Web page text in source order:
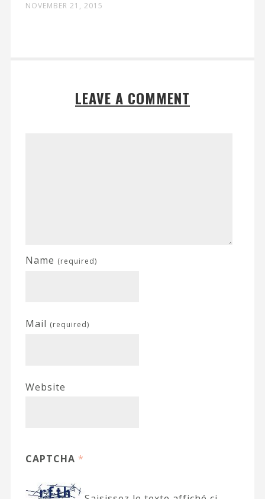
NOVEMBER 21, 2015
LEAVE A COMMENT
Name (required)
Mail (required)
Website
CAPTCHA *